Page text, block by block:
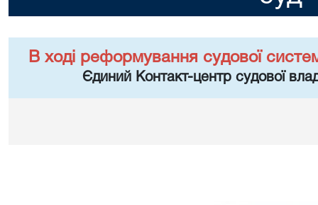
В ході реформування судової
Єдиний Контакт-центр судової